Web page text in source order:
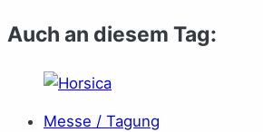
Auch an diesem Tag:
Messe / Tagung